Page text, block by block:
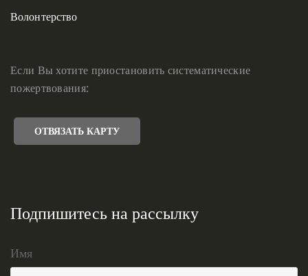
Волонтерство
Если Вы хотите приостановить систематические
пожертвования:
ОТВЯЗАТЬ КАРТУ
Подпишитесь на рассылку
Имя